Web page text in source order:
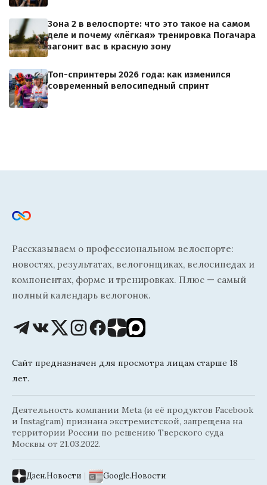
Зона 2 в велоспорте: что это такое на самом
деле и почему «лёгкая» тренировка Погачара
загонит вас в красную зону
Топ-спринтеры 2026 года: как изменился
современный велосипедный спринт
Рассказываем о профессиональном велоспорте:
новостях, результатах, велогонщиках, велосипедах и
компонентах, форме и тренировках. Плюс — самый
полный календарь велогонок.
Сайт предназначен для просмотра лицам старше 18
лет.
Деятельность компании Meta (и её продуктов Facebook
и Instagram) признана экстремистской, запрещена на
территории России по решению Тверского суда
Москвы от 21.03.2022.
Дзен.Новости | Google.Новости